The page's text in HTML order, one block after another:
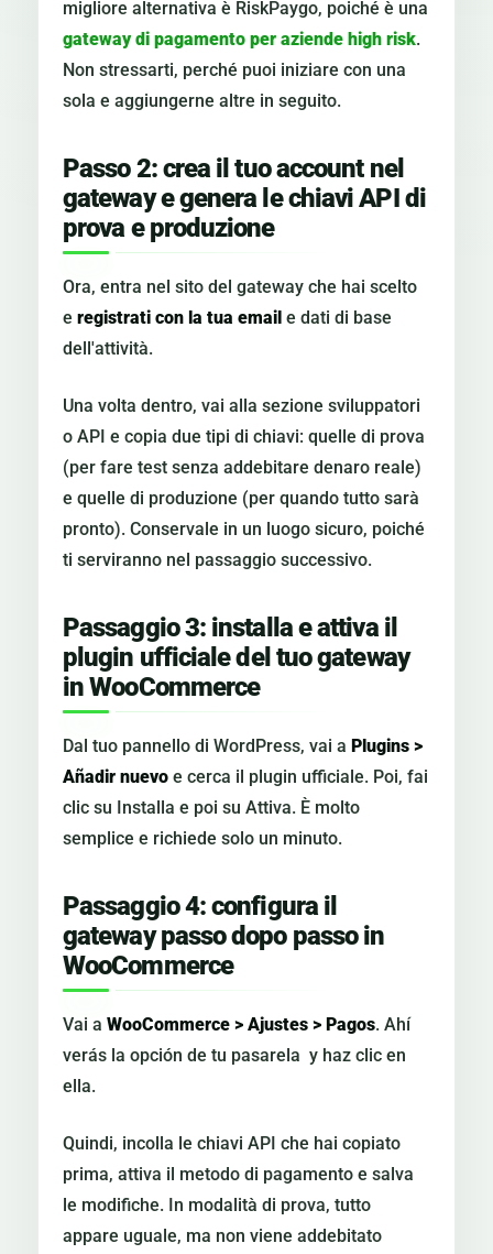
migliore alternativa è RiskPaygo, poiché è una
gateway di pagamento per aziende high risk.
Non stressarti, perché puoi iniziare con una
sola e aggiungerne altre in seguito.
Passo 2: crea il tuo account nel
gateway e genera le chiavi API di
prova e produzione
Ora, entra nel sito del gateway che hai scelto
e registrati con la tua email e dati di base
dell'attività.
Una volta dentro, vai alla sezione sviluppatori
o API e copia due tipi di chiavi: quelle di prova
(per fare test senza addebitare denaro reale)
e quelle di produzione (per quando tutto sarà
pronto). Conservale in un luogo sicuro, poiché
ti serviranno nel passaggio successivo.
Passaggio 3: installa e attiva il
plugin ufficiale del tuo gateway
in WooCommerce
Dal tuo pannello di WordPress, vai a Plugins >
Añadir nuevo e cerca il plugin ufficiale. Poi, fai
clic su Installa e poi su Attiva. È molto
semplice e richiede solo un minuto.
Passaggio 4: configura il
gateway passo dopo passo in
WooCommerce
Vai a WooCommerce > Ajustes > Pagos. Ahí
verás la opción de tu pasarela y haz clic en
ella.
Quindi, incolla le chiavi API che hai copiato
prima, attiva il metodo di pagamento e salva
le modifiche. In modalità di prova, tutto
appare uguale, ma non viene addebitato